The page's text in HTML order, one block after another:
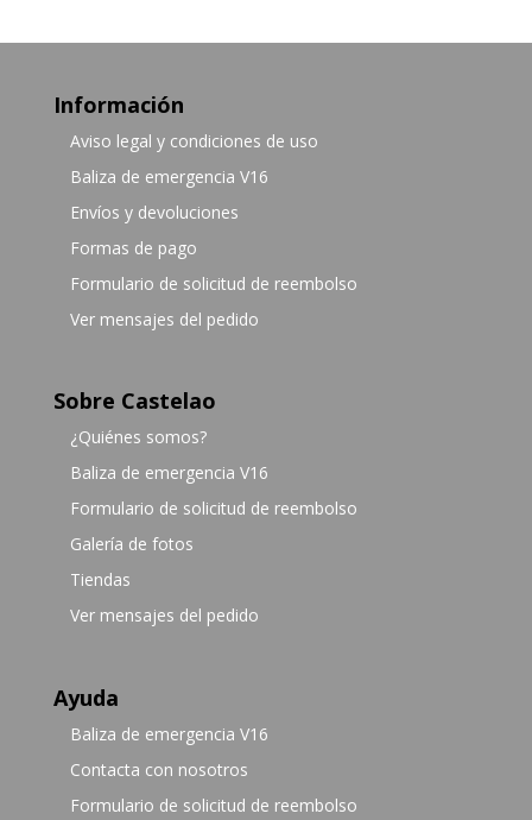
Información
Aviso legal y condiciones de uso
Baliza de emergencia V16
Envíos y devoluciones
Formas de pago
Formulario de solicitud de reembolso
Ver mensajes del pedido
Sobre Castelao
¿Quiénes somos?
Baliza de emergencia V16
Formulario de solicitud de reembolso
Galería de fotos
Tiendas
Ver mensajes del pedido
Ayuda
Baliza de emergencia V16
Contacta con nosotros
Formulario de solicitud de reembolso